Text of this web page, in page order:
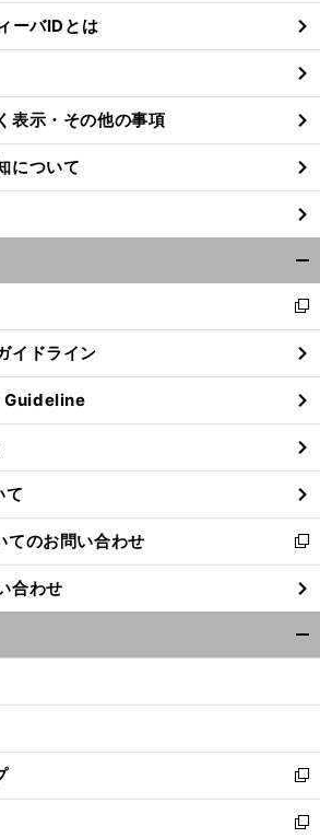
る
ーバIDとは
表示・その他の事項
について
閉
る
新
し
い
ウ
ィ
ン
ド
ウ
で
開
く
イドライン
Guideline
のお問い合わせ
新
し
い
ウ
ィ
ン
ウ
開
く
合わせ
新
し
い
新